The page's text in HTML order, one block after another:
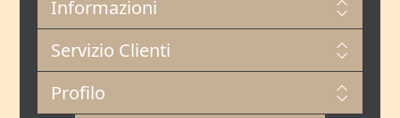
Informazioni
Servizio Clienti
Profilo